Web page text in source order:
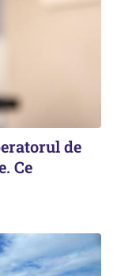
de
Ce